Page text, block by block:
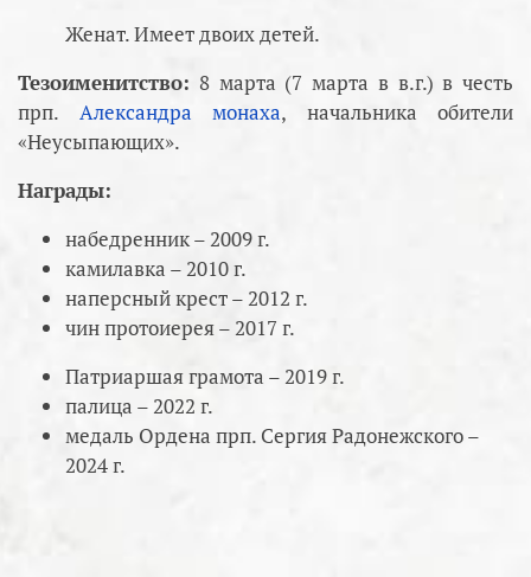
Женат. Имеет двоих детей.
Тезоименитство: 8 марта (7 марта в в.г.) в честь
прп. Александра монаха, начальника обители
«Неусыпающих».
Награды:
набедренник – 2009 г.
камилавка – 2010 г.
наперсный крест – 2012 г.
чин протоиерея – 2017 г.
Патриаршая грамота – 2019 г.
палица – 2022 г.
медаль Ордена прп. Сергия Радонежского –
2024 г.